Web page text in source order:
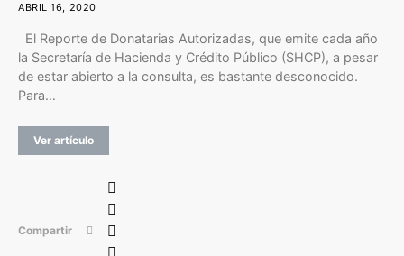
ABRIL 16, 2020
El Reporte de Donatarias Autorizadas, que emite cada año
la Secretaría de Hacienda y Crédito Público (SHCP), a pesar
de estar abierto a la consulta, es bastante desconocido.
Para…
Ver artículo
Compartir